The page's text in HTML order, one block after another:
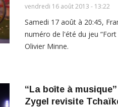
vendredi 16 août 2013 - 13:22
Samedi 17 août à 20:45,
numéro de l'été du jeu
Olivier Minne.
“La boîte à
Zygel revisite